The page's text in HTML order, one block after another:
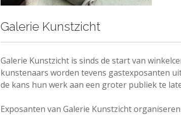
Galerie Kunstzicht
Galerie Kunstzicht is sinds de start van
kunstenaars worden tevens gastexposanten
de kans hun werk aan een groter publiek te
Exposanten van Galerie Kunstzicht